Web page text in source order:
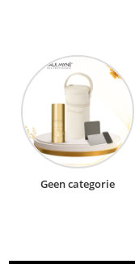
Geen categorie